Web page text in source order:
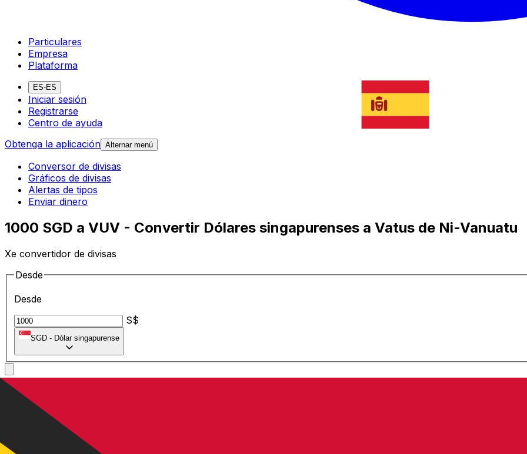
Particulares
Empresa
Plataforma
ES-ES
Iniciar sesión
Registrarse
Centro de ayuda
Obtenga la aplicación Alternar menú
Conversor de divisas
Gráficos de divisas
Alertas de tipos
Enviar dinero
1000 SGD a VUV - Convertir Dólares singapurenses a Vatus de Ni-Vanuatu
Xe convertidor de divisas
Desde
Desde
S$
SGD - Dólar singapurense
A
Vatu de Ni-Vanuatu